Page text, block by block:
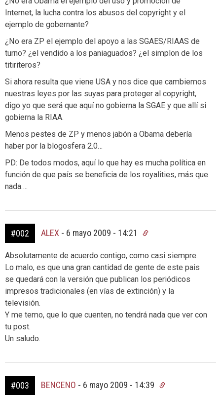
Internet, la lucha contra los abusos del copyright y el
ejemplo de gobernante?
¿No era ZP el ejemplo del apoyo a las SGAES/RIAAS de
turno? ¿el vendido a los paniaguados? ¿el simplon de los
titiriteros?
Si ahora resulta que viene USA y nos dice que cambiemos
nuestras leyes por las suyas para proteger al copyright,
digo yo que será que aquí no gobierna la SGAE y que allí si
gobierna la RIAA.
Menos pestes de ZP y menos jabón a Obama debería
haber por la blogosfera 2.0…
PD: De todos modos, aquí lo que hay es mucha política en
función de que país se beneficia de los royalities, más que
nada….
#002 ALEX - 6 mayo 2009 - 14:21
Absolutamente de acuerdo contigo, como casi siempre.
Lo malo, es que una gran cantidad de gente de este pais
se quedará con la versión que publican los periódicos
impresos tradicionales (en vías de extinción) y la
televisión.
Y me temo, que lo que cuenten, no tendrá nada que ver con
tu post.
Un saludo.
#003 BENCENO - 6 mayo 2009 - 14:39